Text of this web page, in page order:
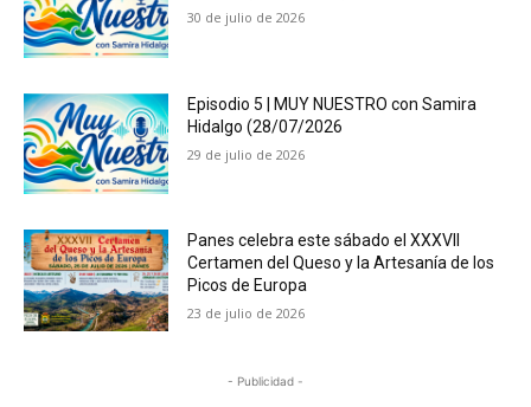
30 de julio de 2026
Episodio 5 | MUY NUESTRO con Samira
Hidalgo (28/07/2026
29 de julio de 2026
Panes celebra este sábado el XXXVII
Certamen del Queso y la Artesanía de los
Picos de Europa
23 de julio de 2026
- Publicidad -